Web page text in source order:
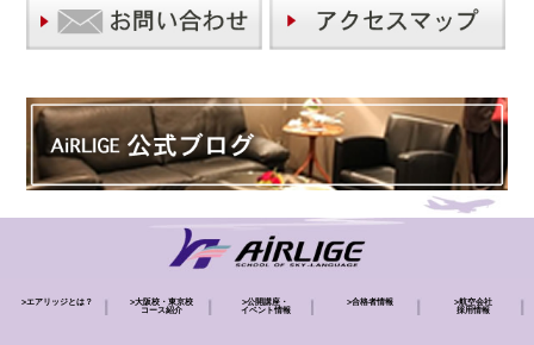
>エアリッジとは？ >大阪校・東京校
コース紹介
>公開講座・
イベント情報
>合格者情報 >航空会社
採用情報